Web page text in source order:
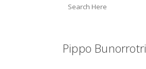
Pippo Bunorrotri